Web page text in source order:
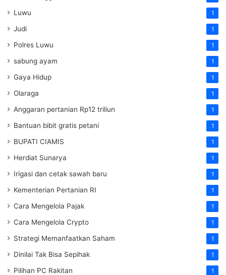
Luwu 1
Judi 1
Polres Luwu 1
sabung ayam 1
Gaya Hidup 1
Olaraga 1
Anggaran pertanian Rp12 triliun 1
Bantuan bibit gratis petani 1
BUPATI CIAMIS 1
Herdiat Sunarya 1
Irigasi dan cetak sawah baru 1
Kementerian Pertanian RI 1
Cara Mengelola Pajak 1
Cara Mengelola Crypto 1
Strategi Memanfaatkan Saham 1
Dinilai Tak Bisa Sepihak 1
Pilihan PC Rakitan 1